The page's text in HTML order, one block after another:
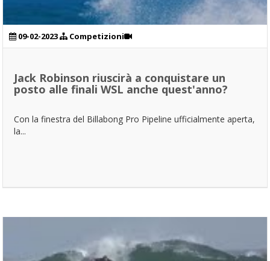
09-02-2023 Competizioni
Jack Robinson riuscirà a conquistare un
posto alle finali WSL anche quest'anno?
Con la finestra del Billabong Pro Pipeline ufficialmente aperta,
la...